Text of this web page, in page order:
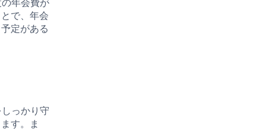
年会費が
で、年会
定がある
っかり守
す。ま